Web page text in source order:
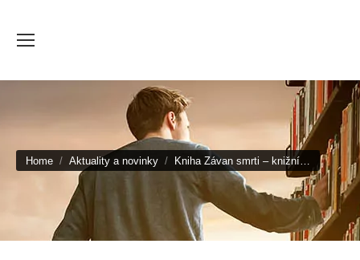
You are here:
Home Aktuality a novinky Kniha Závan smrti – knižní…